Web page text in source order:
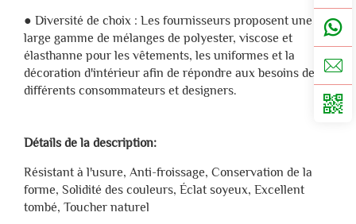
● Diversité de choix : Les fournisseurs proposent une
large gamme de mélanges de polyester, viscose et
élasthanne pour les vêtements, les uniformes et la
décoration d'intérieur afin de répondre aux besoins de
différents consommateurs et designers.
Détails de la description:
Résistant à l'usure, Anti-froissage, Conservation de la
forme, Solidité des couleurs, Éclat soyeux, Excellent
tombé, Toucher naturel